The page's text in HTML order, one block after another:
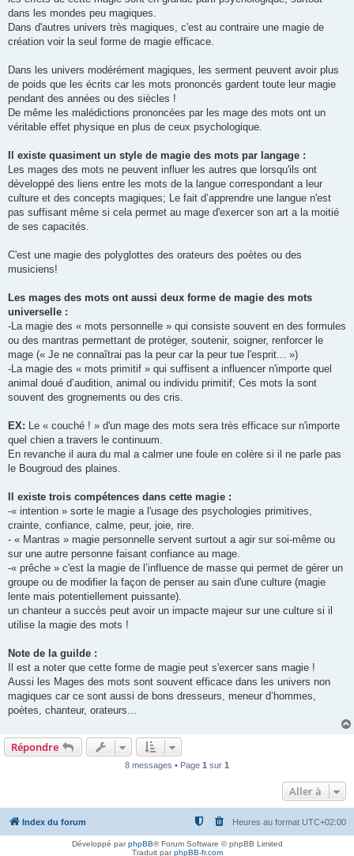
dans les mondes peu magiques.
Dans d'autres univers très magiques, c'est au contraire une magie de
création voir la seul forme de magie efficace.
Dans les univers modérément magiques, les serment peuvent avoir plus
de poids que les écrits car les mots prononcés gardent toute leur magie
pendant des années ou des siècles !
De même les malédictions prononcées par les mage des mots ont un
véritable effet physique en plus de ceux psychologique.
Il existe quasiment un style de magie des mots par langage :
Les mages des mots ne peuvent influer les autres que lorsqu'ils ont
développé des liens entre les mots de la langue correspondant a leur
culture et des concepts magiques; Le fait d’apprendre une langue n'est
pas suffisant même si cela permet au mage d'exercer son art a la moitié
de ses capacités.
C'est une magie des polyglottes des orateurs des poètes ou des
musiciens!
Les mages des mots ont aussi deux forme de magie des mots
universelle :
-La magie des « mots personnelle » qui consiste souvent en des formules
ou des mantras permettant de protéger, soutenir, soigner, renforcer le
mage (« Je ne connaîtrai pas la peur car la peur tue l'esprit... »)
-La magie des « mots primitif » qui suffisent a influencer n'importe quel
animal doué d’audition, animal ou individu primitif; Ces mots la sont
souvent des grognements ou des cris.
EX: Le « couché ! » d'un mage des mots sera très efficace sur n'importe
quel chien a travers le continuum.
En revanche il aura du mal a calmer une foule en colère si il ne parle pas
le Bougroud des plaines.
Il existe trois compétences dans cette magie :
-« intention » sorte le magie a l'usage des psychologies primitives,
crainte, confiance, calme, peur, joie, rire.
- « Mantras » magie personnelle servent surtout a agir sur soi-même ou
sur une autre personne faisant confiance au mage.
-« prêche » c'est la magie de l’influence de masse qui permet de gérer un
groupe ou de modifier la façon de penser au sain d'une culture (magie
lente mais potentiellement puissante).
un chanteur a succès peut avoir un impacte majeur sur une culture si il
utilise la magie des mots !
Note de la guilde :
Il est a noter que cette forme de magie peut s'exercer sans magie !
Aussi les Mages des mots sont souvent efficace dans les univers non
magiques car ce sont aussi de bons dresseurs, meneur d’hommes,
poètes, chanteur, orateurs...
Répondre
8 messages • Page 1 sur 1
Aller à
Index du forum Heures au format UTC+02:00
Développé parphpBB® Forum Software © phpBB Limited
Traduit parphpBB-fr.com